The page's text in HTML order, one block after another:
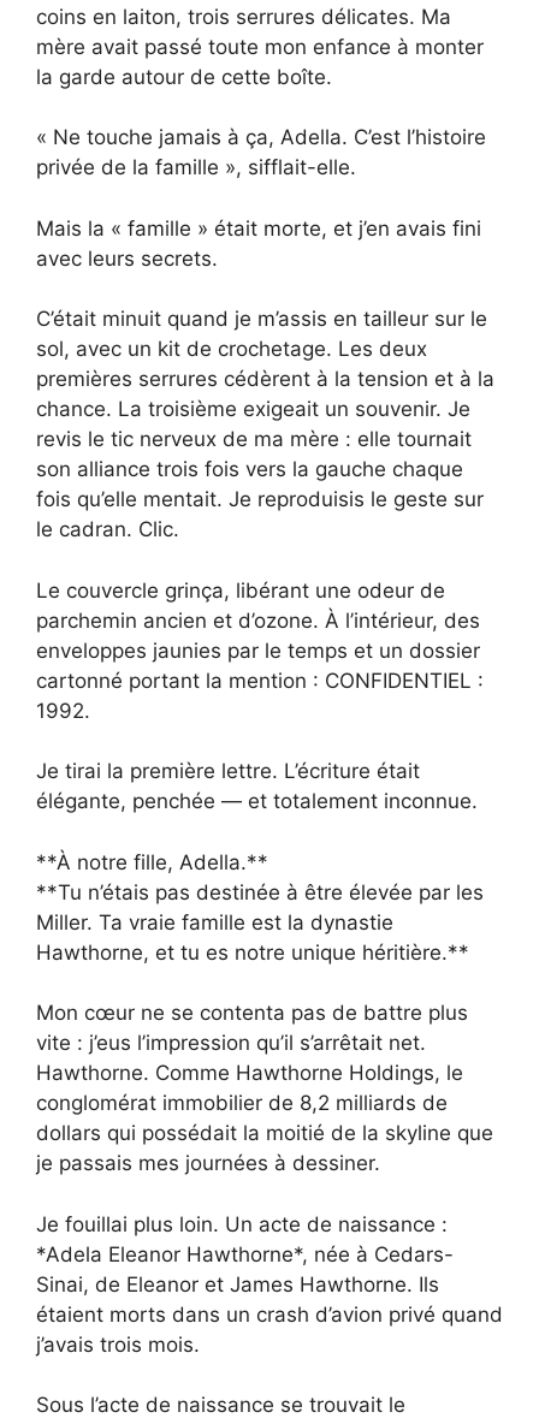
coins en laiton, trois serrures délicates. Ma
mère avait passé toute mon enfance à monter
la garde autour de cette boîte.
« Ne touche jamais à ça, Adella. C’est l’histoire
privée de la famille », sifflait-elle.
Mais la « famille » était morte, et j’en avais fini
avec leurs secrets.
C’était minuit quand je m’assis en tailleur sur le
sol, avec un kit de crochetage. Les deux
premières serrures cédèrent à la tension et à la
chance. La troisième exigeait un souvenir. Je
revis le tic nerveux de ma mère : elle tournait
son alliance trois fois vers la gauche chaque
fois qu’elle mentait. Je reproduisis le geste sur
le cadran. Clic.
Le couvercle grinça, libérant une odeur de
parchemin ancien et d’ozone. À l’intérieur, des
enveloppes jaunies par le temps et un dossier
cartonné portant la mention : CONFIDENTIEL :
1992.
Je tirai la première lettre. L’écriture était
élégante, penchée — et totalement inconnue.
**À notre fille, Adella.**
**Tu n’étais pas destinée à être élevée par les
Miller. Ta vraie famille est la dynastie
Hawthorne, et tu es notre unique héritière.**
Mon cœur ne se contenta pas de battre plus
vite : j’eus l’impression qu’il s’arrêtait net.
Hawthorne. Comme Hawthorne Holdings, le
conglomérat immobilier de 8,2 milliards de
dollars qui possédait la moitié de la skyline que
je passais mes journées à dessiner.
Je fouillai plus loin. Un acte de naissance :
*Adela Eleanor Hawthorne*, née à Cedars-
Sinai, de Eleanor et James Hawthorne. Ils
étaient morts dans un crash d’avion privé quand
j’avais trois mois.
Sous l’acte de naissance se trouvait le